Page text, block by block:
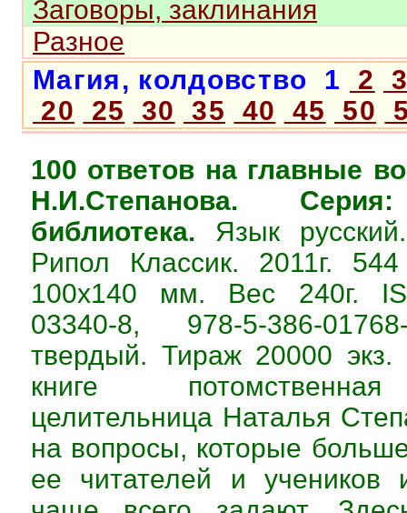
Заговоры, заклинания
Разное
Магия, колдовство 1
2
20
25 30 35 40 45 50
100 ответов на главные
Н.И.Степанова.
библиотека. Язык
Рипол Классик. 2011г.
100х140 мм. Вес 240г.
03340-8, 978-5-386-
твердый. Тираж 20000
книге
целительница Наталья
на вопросы, которые
ее читателей и учеников